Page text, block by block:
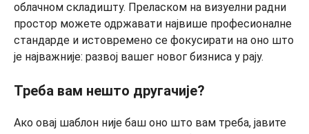
облачном складишту. Преласком на визуелни радни
простор можете одржавати највише професионалне
стандарде и истовремено се фокусирати на оно што
је најважније: развој вашег новог бизниса у рају.
Треба вам нешто другачије?
Ако овај шаблон није баш оно што вам треба, јавите